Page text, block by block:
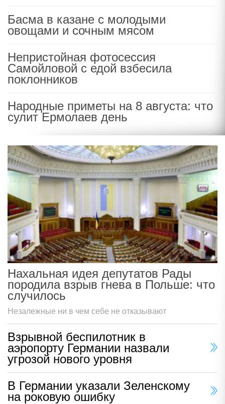
Басма в казане с молодыми
овощами и сочным мясом
Непристойная фотосессия
Самойловой с едой взбесила
поклонников
Народные приметы на 8 августа: что
сулит Ермолаев день
Нахальная идея депутатов Рады
породила взрыв гнева в Польше: что
случилось
Незалежные ни в чем себе не отказывают
Взрывной беспилотник в
аэропорту Германии назвали
угрозой нового уровня
В Германии указали Зеленскому
на роковую ошибку